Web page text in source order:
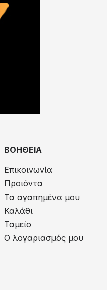
ΒΟΗΘΕΙΑ
Επικοινωνία
Προιόντα
Τα αγαπημένα μου
Καλάθι
Ταμείο
Ο λογαριασμός μου